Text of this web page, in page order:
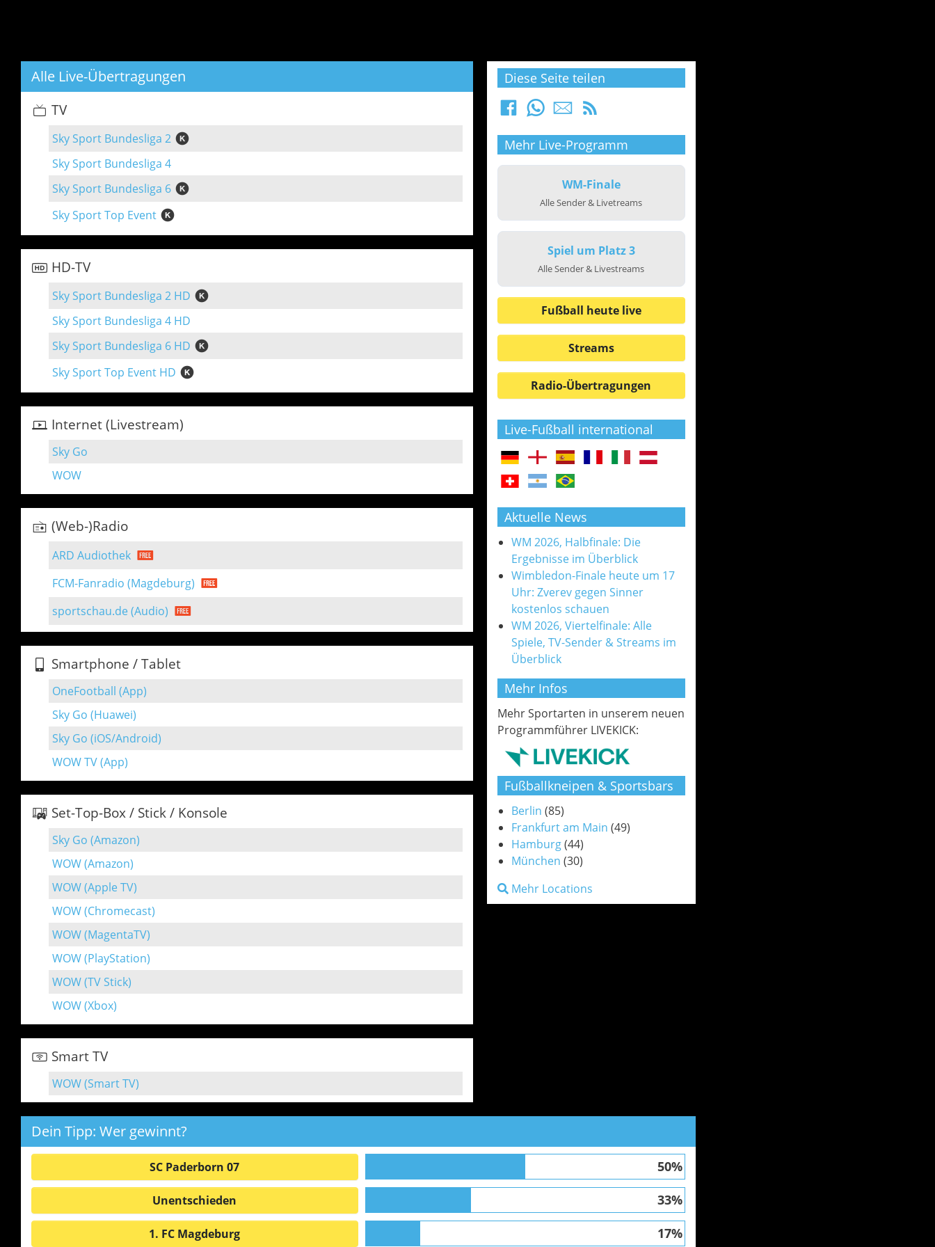
Alle Live-Übertragungen
TV
Sky Sport Bundesliga 2
Sky Sport Bundesliga 4
Sky Sport Bundesliga 6
Sky Sport Top Event
HD-TV
Sky Sport Bundesliga 2 HD
Sky Sport Bundesliga 4 HD
Sky Sport Bundesliga 6 HD
Sky Sport Top Event HD
Internet (Livestream)
Sky Go
WOW
(Web-)Radio
ARD Audiothek
FCM-Fanradio (Magdeburg)
sportschau.de (Audio)
Smartphone / Tablet
OneFootball (App)
Sky Go (Huawei)
Sky Go (iOS/Android)
WOW TV (App)
Set-Top-Box / Stick / Konsole
Sky Go (Amazon)
WOW (Amazon)
WOW (Apple TV)
WOW (Chromecast)
WOW (MagentaTV)
WOW (PlayStation)
WOW (TV Stick)
WOW (Xbox)
Smart TV
WOW (Smart TV)
Diese Seite teilen
Mehr Live-Programm
WM-Finale
Alle Sender & Livetreams
Spiel um Platz 3
Alle Sender & Livestreams
Fußball heute live
Streams
Radio-Übertragungen
Live-Fußball international
Aktuelle News
WM 2026, Halbfinale: Die
Ergebnisse im Überblick
Wimbledon-Finale heute um 17
Uhr: Zverev gegen Sinner
kostenlos schauen
WM 2026, Viertelfinale: Alle
Spiele, TV-Sender & Streams im
Überblick
Mehr Infos
Mehr Sportarten in unserem neuen
Programmführer LIVEKICK:
Fußballkneipen & Sportsbars
Berlin (85)
Frankfurt am Main (49)
Hamburg(44)
München (30)
Mehr Locations
Dein Tipp: Wer gewinnt?
SC Paderborn 07 50%
Unentschieden 33%
1. FC Magdeburg 17%